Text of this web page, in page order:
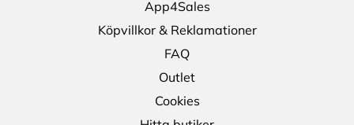
App4Sales
Köpvillkor & Reklamationer
FAQ
Outlet
Cookies